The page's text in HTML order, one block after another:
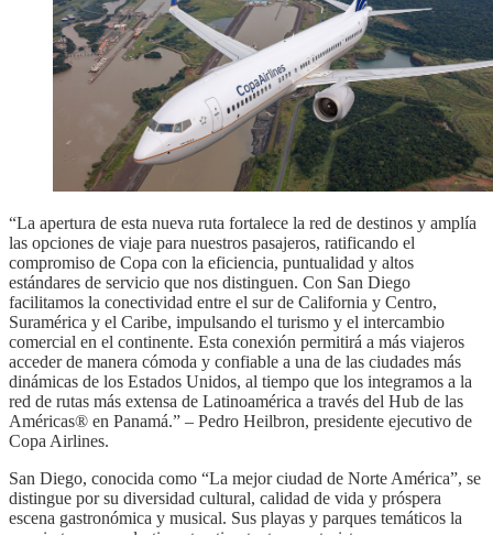
“La apertura de esta nueva ruta fortalece la red de destinos y amplía
las opciones de viaje para nuestros pasajeros, ratificando el
compromiso de Copa con la eficiencia, puntualidad y altos
estándares de servicio que nos distinguen. Con San Diego
facilitamos la conectividad entre el sur de California y Centro,
Suramérica y el Caribe, impulsando el turismo y el intercambio
comercial en el continente. Esta conexión permitirá a más viajeros
acceder de manera cómoda y confiable a una de las ciudades más
dinámicas de los Estados Unidos, al tiempo que los integramos a la
red de rutas más extensa de Latinoamérica a través del Hub de las
Américas® en Panamá.” – Pedro Heilbron, presidente ejecutivo de
Copa Airlines.
San Diego, conocida como “La mejor ciudad de Norte América”, se
distingue por su diversidad cultural, calidad de vida y próspera
escena gastronómica y musical. Sus playas y parques temáticos la